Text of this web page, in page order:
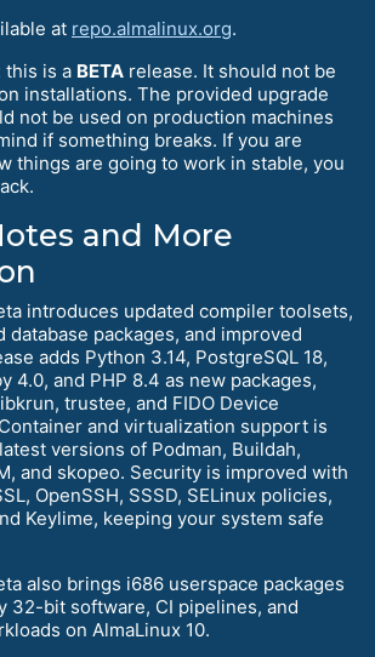
at repo.almalinux.org.
this is a BETA release. It should not be
installations. The provided upgrade
not be used on production machines
if something breaks. If you are
things are going to work in stable, you
and More
introduces updated compiler toolsets,
database packages, and improved
adds Python 3.14, PostgreSQL 18,
4.0, and PHP 8.4 as new packages,
trustee, and FIDO Device
and virtualization support is
versions of Podman, Buildah,
and skopeo. Security is improved with
OpenSSH, SSSD, SELinux policies,
Keylime, keeping your system safe
also brings i686 userspace packages
32-bit software, CI pipelines, and
on AlmaLinux 10.